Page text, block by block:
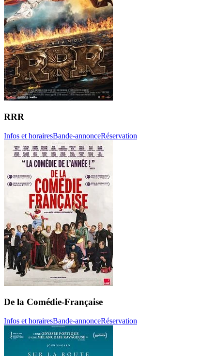
RRR
Infos et horairesBande-annonceRéservation
De la Comédie-Française
Infos et horairesBande-annonceRéservation